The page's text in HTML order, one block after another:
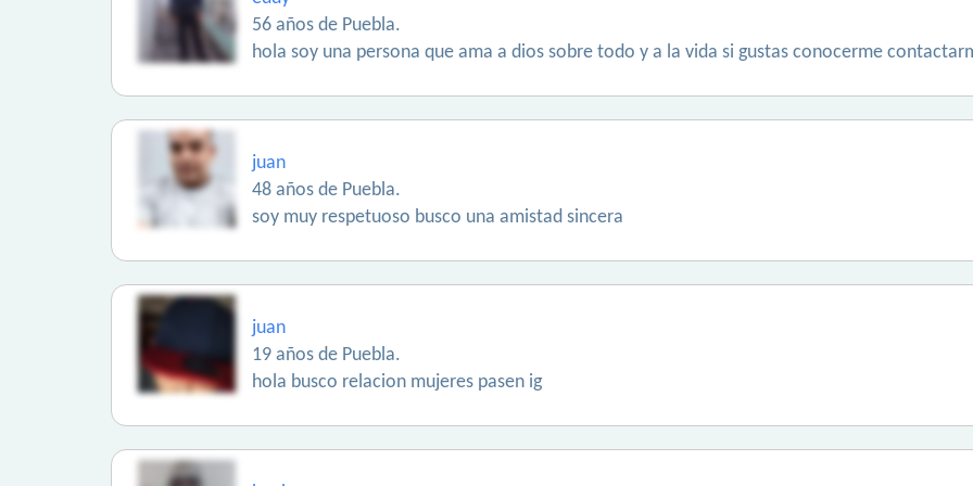
56 años de Puebla.
hola soy una persona que ama a dios sobre todo y a la vida si gustas conocerme
juan
48 años de Puebla.
soy muy respetuoso busco una amistad sincera
juan
19 años de Puebla.
hola busco relacion mujeres pasen ig